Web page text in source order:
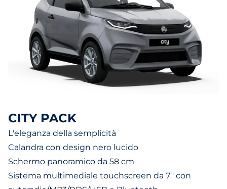
CITY PACK
L'eleganza della semplicità
Calandra con design nero lucido
Schermo panoramico da 58 cm
Sistema multimediale touchscreen da 7'' con